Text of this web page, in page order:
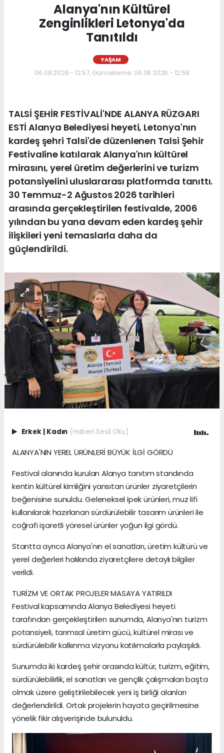
Alanya'nın Kültürel
Zenginlikleri Letonya'da
Tanıtıldı
YAŞAM
06.08.2026 - 12:57, Güncelleme: 06.08.2026 - 12:58
TALSİ ŞEHİR FESTİVALİ'NDE ALANYA RÜZGARI
ESTİ Alanya Belediyesi heyeti, Letonya'nın
kardeş şehri Talsi'de düzenlenen Talsi Şehir
Festivaline katılarak Alanya'nın kültürel
mirasını, yerel üretim değerlerini ve turizm
potansiyelini uluslararası platformda tanıttı.
30 Temmuz-2 Ağustos 2026 tarihleri
arasında gerçekleştirilen festivalde, 2006
yılından bu yana devam eden kardeş şehir
ilişkileri yeni temaslarla daha da
güçlendirildi.
Erkek | Kadın (Haberi Sesli Oku)
ALANYA'NIN YEREL ÜRÜNLERİ BÜYÜK İLGİ GÖRDÜ
Festival alanında kurulan Alanya tanıtım standında
kentin kültürel kimliğini yansıtan ürünler ziyaretçilerin
beğenisine sunuldu. Geleneksel ipek ürünleri, muz lifi
kullanılarak hazırlanan sürdürülebilir tasarım ürünleri ile
coğrafi işaretli yöresel ürünler yoğun ilgi gördü.
Stantta ayrıca Alanya'nın el sanatları, üretim kültürü ve
yerel değerleri hakkında ziyaretçilere detaylı bilgiler
verildi.
TURİZM VE ORTAK PROJELER MASAYA YATIRILDI
Festival kapsamında Alanya Belediyesi heyeti
tarafından gerçekleştirilen sunumda, Alanya'nın turizm
potansiyeli, tarımsal üretim gücü, kültürel mirası ve
sürdürülebilir kalkınma vizyonu katılımcılarla paylaşıldı.
Sunumda iki kardeş şehir arasında kültür, turizm, eğitim,
sürdürülebilirlik, el sanatları ve gençlik çalışmaları başta
olmak üzere geliştirilebilecek yeni iş birliği alanları
değerlendirildi. Ortak projelerin hayata geçirilmesine
yönelik fikir alışverişinde bulunuldu.